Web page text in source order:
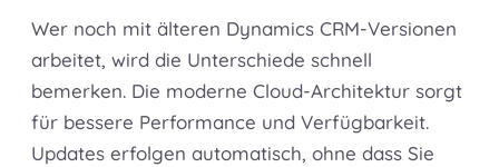
Wer noch mit älteren Dynamics CRM-Versionen
arbeitet, wird die Unterschiede schnell
bemerken. Die moderne Cloud-Architektur sorgt
für bessere Performance und Verfügbarkeit.
Updates erfolgen automatisch, ohne dass Sie